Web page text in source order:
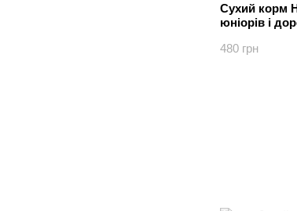
Сухий корм
юніорів і
480 грн